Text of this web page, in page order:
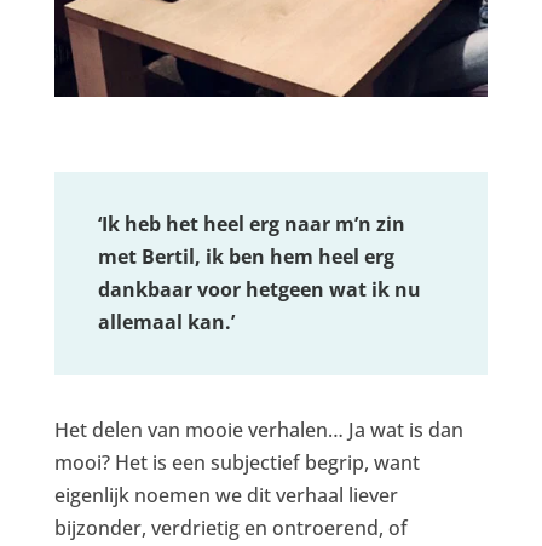
‘Ik heb het heel erg naar m’n zin
met Bertil, ik ben hem heel erg
dankbaar voor hetgeen wat ik nu
allemaal kan.’
Het delen van mooie verhalen… Ja wat is dan
mooi? Het is een subjectief begrip, want
eigenlijk noemen we dit verhaal liever
bijzonder, verdrietig en ontroerend, of